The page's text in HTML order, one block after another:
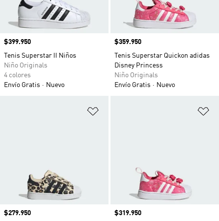
Precio
$399.950
Tenis Superstar II Niños
Niño Originals
4 colores
Envío Gratis
Nuevo
Precio
$359.950
Tenis Superstar Quickon adidas
Disney Princess
Niño Originals
Envío Gratis
Nuevo
Precio
$279.950
Precio
$319.950